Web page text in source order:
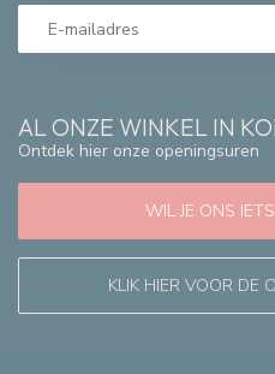
AL ONZE WINKEL IN
Ontdek hier onze openingsuren
WIL JE ONS
KLIK HIER VOOR DE